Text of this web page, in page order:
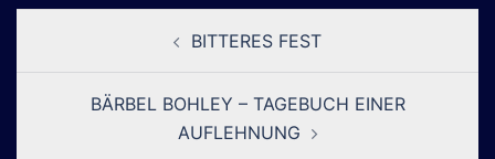
BITTERES FEST
BÄRBEL BOHLEY – TAGEBUCH EINER
AUFLEHNUNG